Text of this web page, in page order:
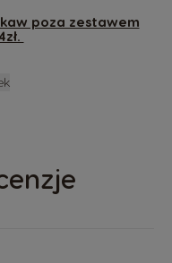
poza zestawem